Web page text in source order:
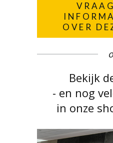
OVER
Bekijk
- en nog
in onze